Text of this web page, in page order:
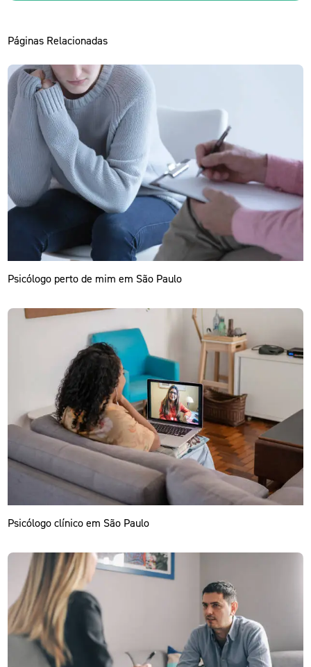
Páginas Relacionadas
Psicólogo perto de mim em São Paulo
Psicólogo clínico em São Paulo